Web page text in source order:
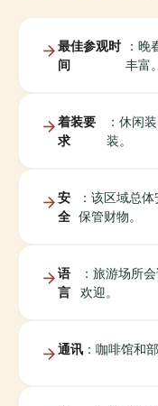
最佳参观时
间
：
丰富。
着装要
求
：休闲
装。
安
全
：该区域总
保管财物。
语
言
：旅游场所
欢迎。
通讯 ：咖啡馆和